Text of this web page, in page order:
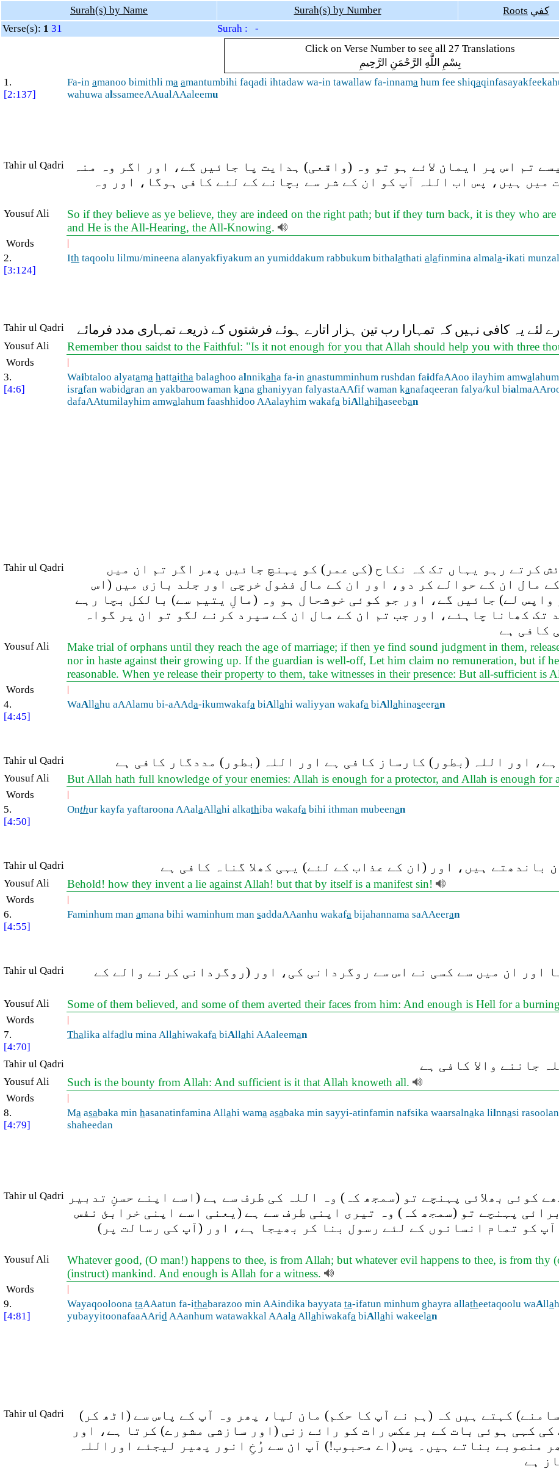
Surah(s) by Name Surah(s) by Number Roots كفي
Verse(s): 1 31 Surah : -
Click on Verse Number to see all 27 Translations
بِسْمِ اللَّهِ الرَّحْمَنِ الرَّحِيمِ
1.
[2:137]
Fa-in amanoo bimithli ma amantumbihi faqadi ihtadaw wa-in tawallaw fa-innama hum fee shiqa
wahuwa alssameeAAualAAaleemu
Tahir ul Qadri
تم اس پر ایمان لائے ہو تو وہ (واقعی) ہدایت پا جائیں گے، اور اگر وہ منہ
میں ہیں، پس اب اللہ آپ کو ان کے شر سے بچانے کے لئے کافی ہوگا، اور وہ
Yousuf Ali
So if they believe as ye believe, they are indeed on the right path; but if they turn back, it is they who
and He is the All-Hearing, the All-Knowing.
Words |
2.
[3:124]
Ith taqoolu lilmu/mineena alanyakfiyakum an yumiddakum rabbukum bithalathati alafinmina almala-ikati
Tahir ul Qadri یہ کافی نہیں کہ تمہارا رب تین ہزار اتارے ہوئے فرشتوں کے ذریعے تمہاری مدد فرمائے
Yousuf Ali Remember thou saidst to the Faithful: "Is it not enough for you that Allah should help you with three
Words |
3.
[4:6]
Waibtaloo alyatama hattaitha balaghoo alnnikaha fa-in anastumminhum rushdan faidfaAAoo ilayhim amwa
israfan wabidaran an yakbaroowaman kana ghaniyyan falyastaAAfif waman kanafaqeeran falya/kul bia
dafaAAtumilayhim amwalahum faashhidoo AAalayhim wakafa biAllahihaseeban
Tahir ul Qadri
کرتے رہو یہاں تک کہ نکاح (کی عمر) کو پہنچ جائیں پھر اگر تم ان میں
مال ان کے حوالے کر دو، اور ان کے مال فضول خرچی اور جلد بازی میں (اس
لے) جائیں گے، اور جو کوئی خوشحال ہو وہ (مالِ یتیم سے) بالکل بچا رہے
تک کھانا چاہئے، اور جب تم ان کے مال ان کے سپرد کرنے لگو تو ان پر گواہ
کافی ہے
Yousuf Ali
Make trial of orphans until they reach the age of marriage; if then ye find sound judgment in them,
nor in haste against their growing up. If the guardian is well-off, Let him claim no remuneration, but if
reasonable. When ye release their property to them, take witnesses in their presence: But all-sufficient is
Words |
4.
[4:45]
WaAllahu aAAlamu bi-aAAda-ikumwakafa biAllahi waliyyan wakafa biAllahinaseeran
Tahir ul Qadri اور اللہ (بطور) کارساز کافی ہے اور اللہ (بطور) مددگار کافی ہے
Yousuf Ali But Allah hath full knowledge of your enemies: Allah is enough for a protector, and Allah is enough for
Words |
5.
[4:50]
Onthur kayfa yaftaroona AAalaAllahi alkathiba wakafa bihi ithman mubeenan
Tahir ul Qadri باندھتے ہیں، اور (ان کے عذاب کے لئے) یہی کھلا گناہ کافی ہے
Yousuf Ali Behold! how they invent a lie against Allah! but that by itself is a manifest sin!
Words |
6.
[4:55]
Faminhum man amana bihi waminhum man saddaAAanhu wakafa bijahannama saAAeeran
Tahir ul Qadri
اور ان میں سے کسی نے اس سے روگردانی کی، اور (روگردانی کرنے والے کے
Yousuf Ali Some of them believed, and some of them averted their faces from him: And enough is Hell for a
Words |
7.
[4:70]
Thalika alfadlu mina Allahiwakafa biAllahi AAaleeman
Tahir ul Qadri جاننے والا کافی ہے
Yousuf Ali Such is the bounty from Allah: And sufficient is it that Allah knoweth all.
Words |
8.
[4:79]
Ma asabaka min hasanatinfamina Allahi wama asabaka min sayyi-atinfamin nafsika waarsalnaka lilnnasi
shaheedan
Tahir ul Qadri
کوئی بھلائی پہنچے تو (سمجھ کہ) وہ اللہ کی طرف سے ہے (اسے اپنے حسنِ تدبیر
پہنچے تو (سمجھ کہ) وہ تیری اپنی طرف سے ہے (یعنی اسے اپنی خرابئ نفس
کو تمام انسانوں کے لئے رسول بنا کر بھیجا ہے، اور (آپ کی رسالت پر)
Yousuf Ali
Whatever good, (O man!) happens to thee, is from Allah; but whatever evil happens to thee, is from thy
(instruct) mankind. And enough is Allah for a witness.
Words |
9.
[4:81]
Wayaqooloona taAAatun fa-ithabarazoo min AAindika bayyata ta-ifatun minhum ghayra allatheetaqoolu waAlla
yubayyitoonafaaAAridAAanhum watawakkal AAalaAllahiwakafa biAllahi wakeelan
Tahir ul Qadri
کہتے ہیں کہ (ہم نے آپ کا حکم) مان لیا، پھر وہ آپ کے پاس سے (اٹھ کر)
کہی ہوئی بات کے برعکس رات کو رائے زنی (اور سازشی مشورے) کرتا ہے، اور
منصوبے بناتے ہیں۔ پس (اے محبوب!) آپ ان سے رُخِ انور پھیر لیجئے اوراللہ
ہے